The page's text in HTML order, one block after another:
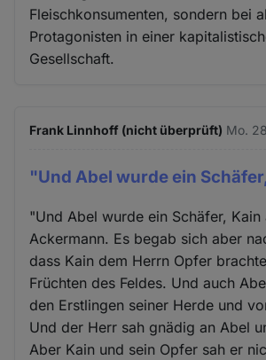
Fleischkonsumenten, sondern bei
Protagonisten in einer
Gesellschaft.
Frank Linnhoff (nicht überprüft) Mo.
"Und Abel wurde ein
"Und Abel wurde ein Schäfer,
Ackermann. Es begab sich aber
dass Kain dem Herrn Opfer
Früchten des Feldes. Und auch
den Erstlingen seiner Herde und
Und der Herr sah gnädig an Abel
Aber Kain und sein Opfer sah er